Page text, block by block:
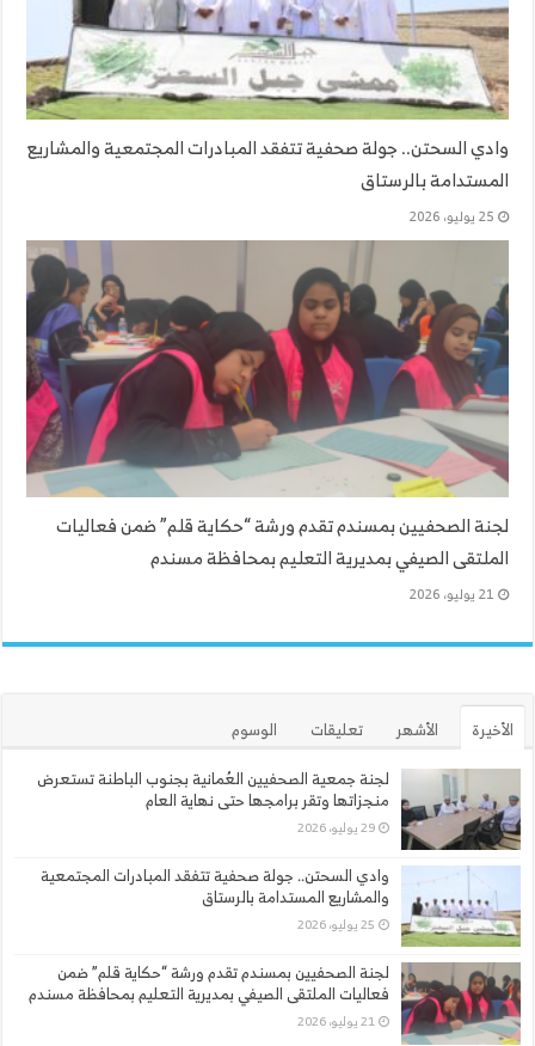
وادي السحتن.. جولة صحفية تتفقد المبادرات المجتمعية والمشاريع
المستدامة بالرستاق
25 يوليو، 2026
لجنة الصحفيين بمسندم تقدم ورشة “حكاية قلم” ضمن فعاليات
الملتقى الصيفي بمديرية التعليم بمحافظة مسندم
21 يوليو، 2026
الأخيرة الأشهر تعليقات
الوسوم
لجنة جمعية الصحفيين العُمانية بجنوب الباطنة تستعرض
منجزاتها وتقر برامجها حتى نهاية العام
29 يوليو، 2026
وادي السحتن.. جولة صحفية تتفقد المبادرات المجتمعية
والمشاريع المستدامة بالرستاق
25 يوليو، 2026
لجنة الصحفيين بمسندم تقدم ورشة “حكاية قلم” ضمن
فعاليات الملتقى الصيفي بمديرية التعليم بمحافظة مسندم
21 يوليو، 2026